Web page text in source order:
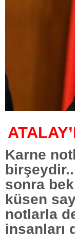
Karne
sonra
küsen
notlarla
insanları